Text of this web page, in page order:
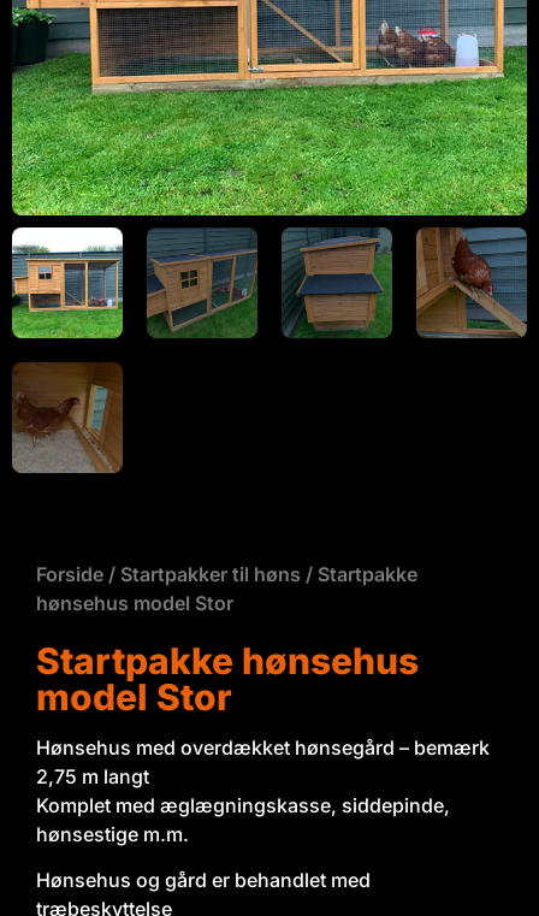
Forside / Startpakker til høns / Startpakke
hønsehus model Stor
Startpakke hønsehus
model Stor
Hønsehus med overdækket hønsegård – bemærk
2,75 m langt
Komplet med æglægningskasse, siddepinde,
hønsestige m.m.
Hønsehus og gård er behandlet med
træbeskyttelse